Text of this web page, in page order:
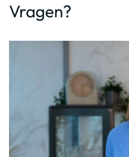
Vragen?